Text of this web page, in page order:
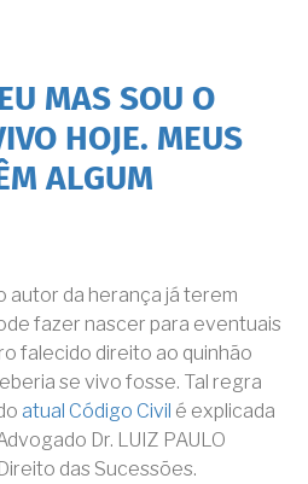
MAS SOU O
HOJE. MEUS
ALGUM
autor da herança já terem
fazer nascer para eventuais
falecido direito ao quinhão
se vivo fosse. Tal regra
atual Código Civil é explicada
Dr. LUIZ PAULO
das Sucessões.